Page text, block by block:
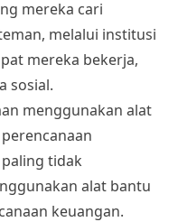
mereka cari
melalui institusi
mereka bekerja,
sosial.
menggunakan alat
tidak
alat bantu
keuangan.